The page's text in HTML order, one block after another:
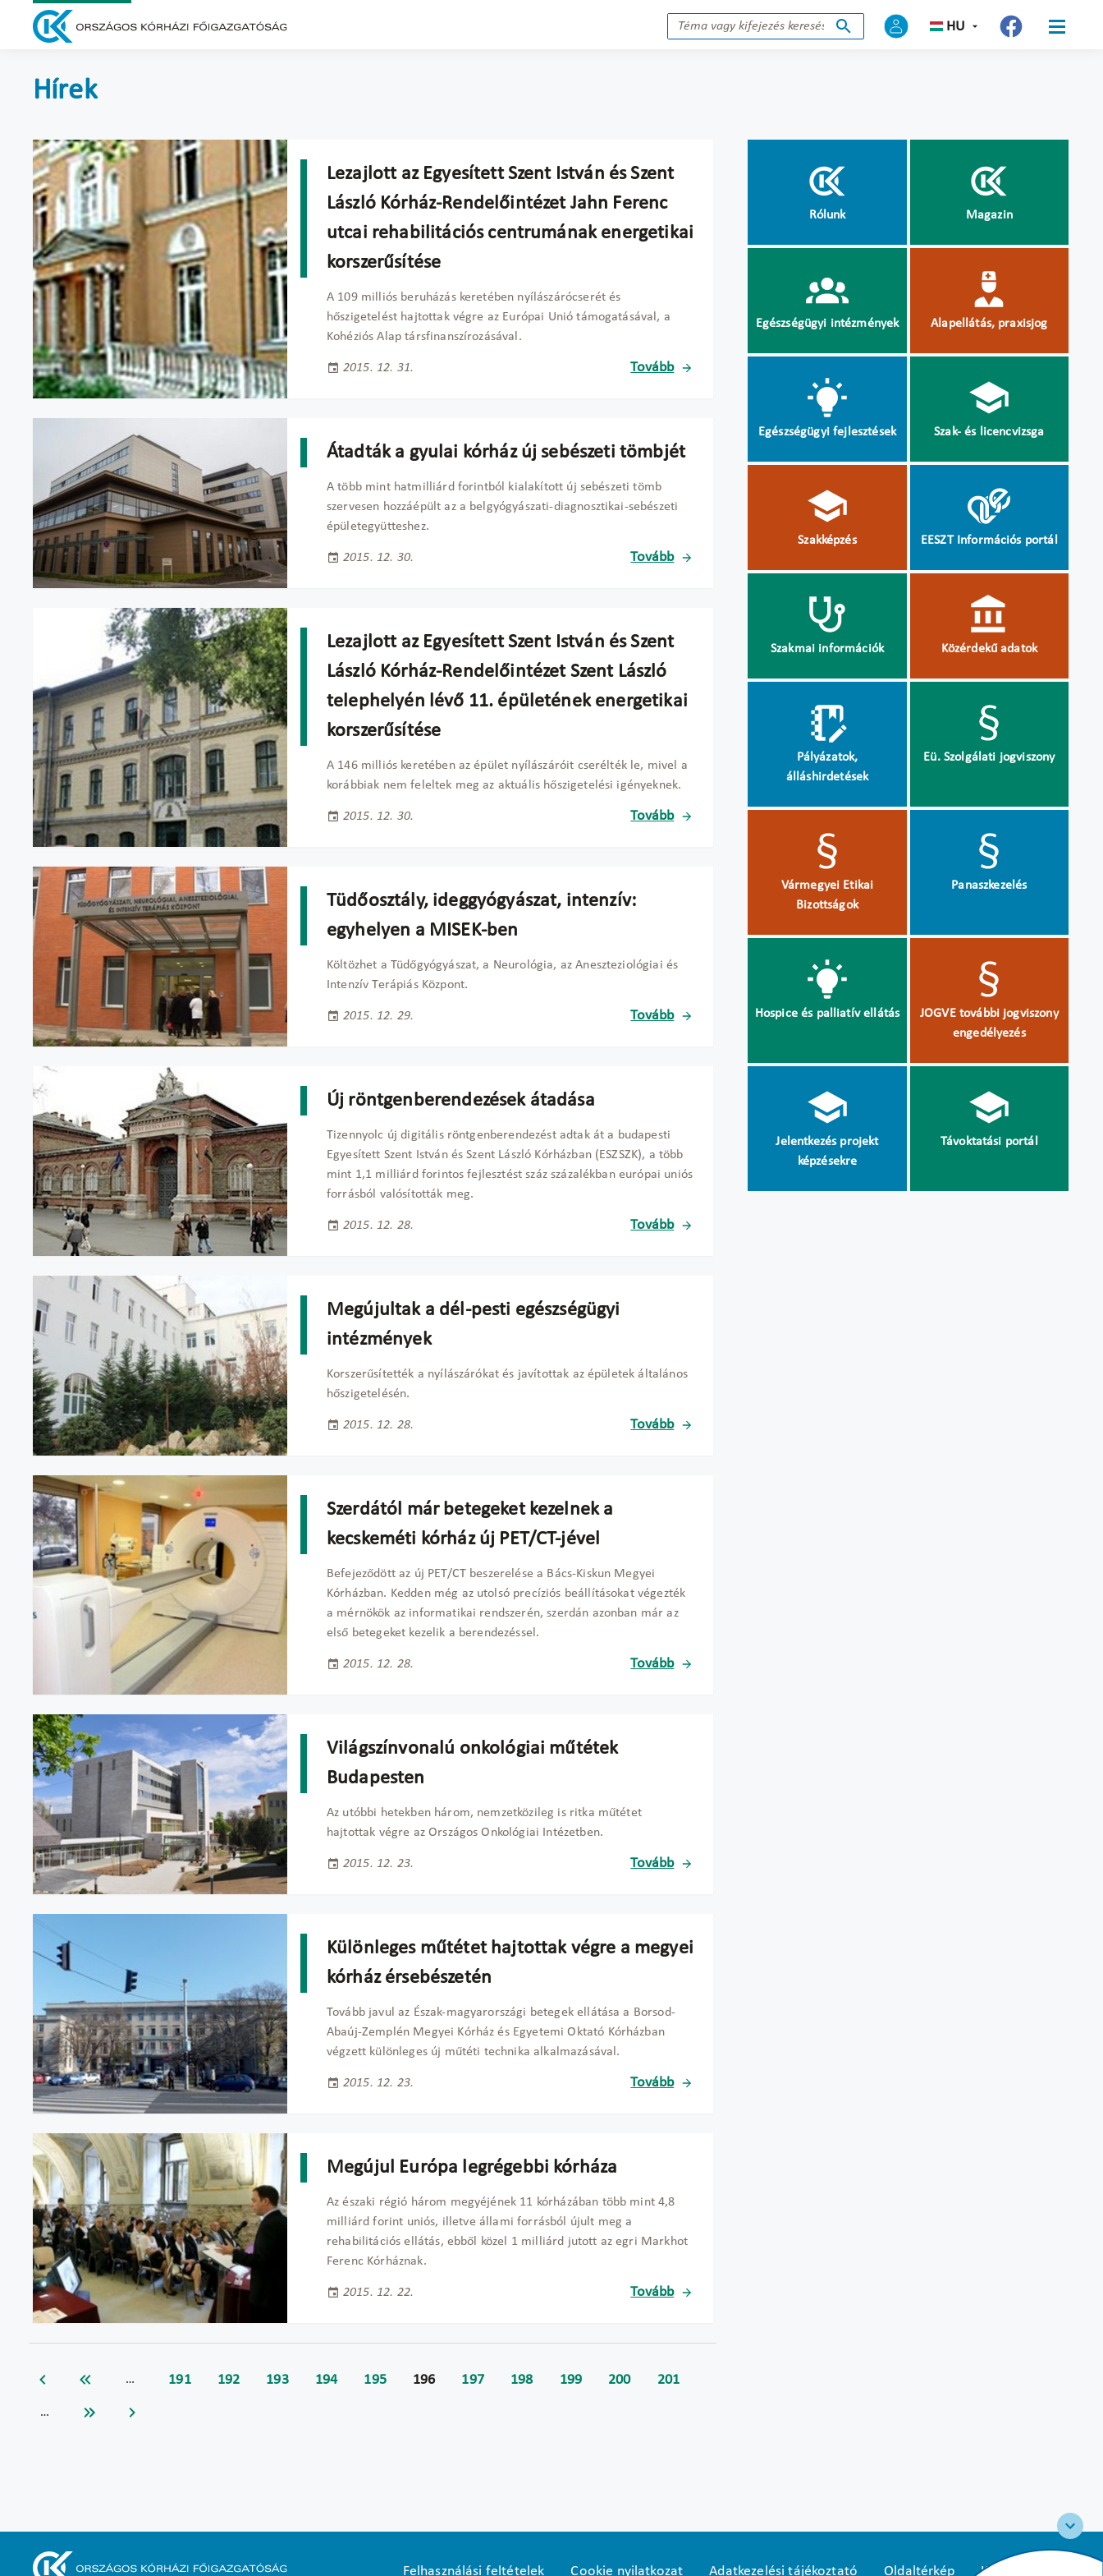
HU
Hírek
Lezajlott az Egyesített Szent István és Szent
László Kórház-Rendelőintézet Jahn Ferenc
utcai rehabilitációs centrumának energetikai
korszerűsítése
A 109 milliós beruházás keretében nyílászárócserét és
hőszigetelést hajtottak végre az Európai Unió támogatásával, a
Kohéziós Alap társfinanszírozásával.
2015. 12. 31. Tovább
Átadták a gyulai kórház új sebészeti tömbjét
A több mint hatmilliárd forintból kialakított új sebészeti tömb
szervesen hozzáépült az a belgyógyászati-diagnosztikai-sebészeti
épületegyütteshez.
2015. 12. 30. Tovább
Lezajlott az Egyesített Szent István és Szent
László Kórház-Rendelőintézet Szent László
telephelyén lévő 11. épületének energetikai
korszerűsítése
A 146 milliós keretében az épület nyílászáróit cserélték le, mivel a
korábbiak nem feleltek meg az aktuális hőszigetelési igényeknek.
2015. 12. 30. Tovább
Tüdőosztály, ideggyógyászat, intenzív:
egyhelyen a MISEK-ben
Költözhet a Tüdőgyógyászat, a Neurológia, az Aneszteziológiai és
Intenzív Terápiás Központ.
2015. 12. 29. Tovább
Új röntgenberendezések átadása
Tizennyolc új digitális röntgenberendezést adtak át a budapesti
Egyesített Szent István és Szent László Kórházban (ESZSZK), a több
mint 1,1 milliárd forintos fejlesztést száz százalékban európai uniós
forrásból valósították meg.
2015. 12. 28. Tovább
Megújultak a dél-pesti egészségügyi
intézmények
Korszerűsítették a nyílászárókat és javítottak az épületek általános
hőszigetelésén.
2015. 12. 28. Tovább
Szerdától már betegeket kezelnek a
kecskeméti kórház új PET/CT-jével
Befejeződött az új PET/CT beszerelése a Bács-Kiskun Megyei
Kórházban. Kedden még az utolsó precíziós beállításokat végezték
a mérnökök az informatikai rendszerén, szerdán azonban már az
első betegeket kezelik a berendezéssel.
2015. 12. 28. Tovább
Világszínvonalú onkológiai műtétek
Budapesten
Az utóbbi hetekben három, nemzetközileg is ritka műtétet
hajtottak végre az Országos Onkológiai Intézetben.
2015. 12. 23. Tovább
Különleges műtétet hajtottak végre a megyei
kórház érsebészetén
Tovább javul az Észak-magyarországi betegek ellátása a Borsod-
Abaúj-Zemplén Megyei Kórház és Egyetemi Oktató Kórházban
végzett különleges új műtéti technika alkalmazásával.
2015. 12. 23. Tovább
Megújul Európa legrégebbi kórháza
Az északi régió három megyéjének 11 kórházában több mint 4,8
milliárd forint uniós, illetve állami forrásból újult meg a
rehabilitációs ellátás, ebből közel 1 milliárd jutott az egri Markhot
Ferenc Kórháznak.
2015. 12. 22. Tovább
… 191 192 193 194 195 196 197 198 199 200 201
…
Rólunk Magazin
Egészségügyi intézmények Alapellátás, praxisjog
Egészségügyi fejlesztések Szak- és licencvizsga
Szakképzés EESZT Információs portál
Szakmai információk Közérdekű adatok
Pályázatok,
álláshirdetések
Eü. Szolgálati jogviszony
Vármegyei Etikai
Bizottságok
Panaszkezelés
Hospice és palliatív ellátás
JOGVE további jogviszony
engedélyezés
Jelentkezés projekt
képzésekre
Távoktatási portál
Felhasználási feltételek Cookie nyilatkozat Adatkezelési tájékoztató Oldaltérkép Közadatkereső